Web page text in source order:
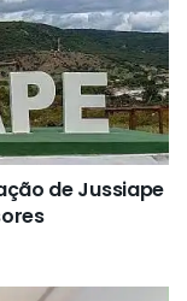
de Jussiape